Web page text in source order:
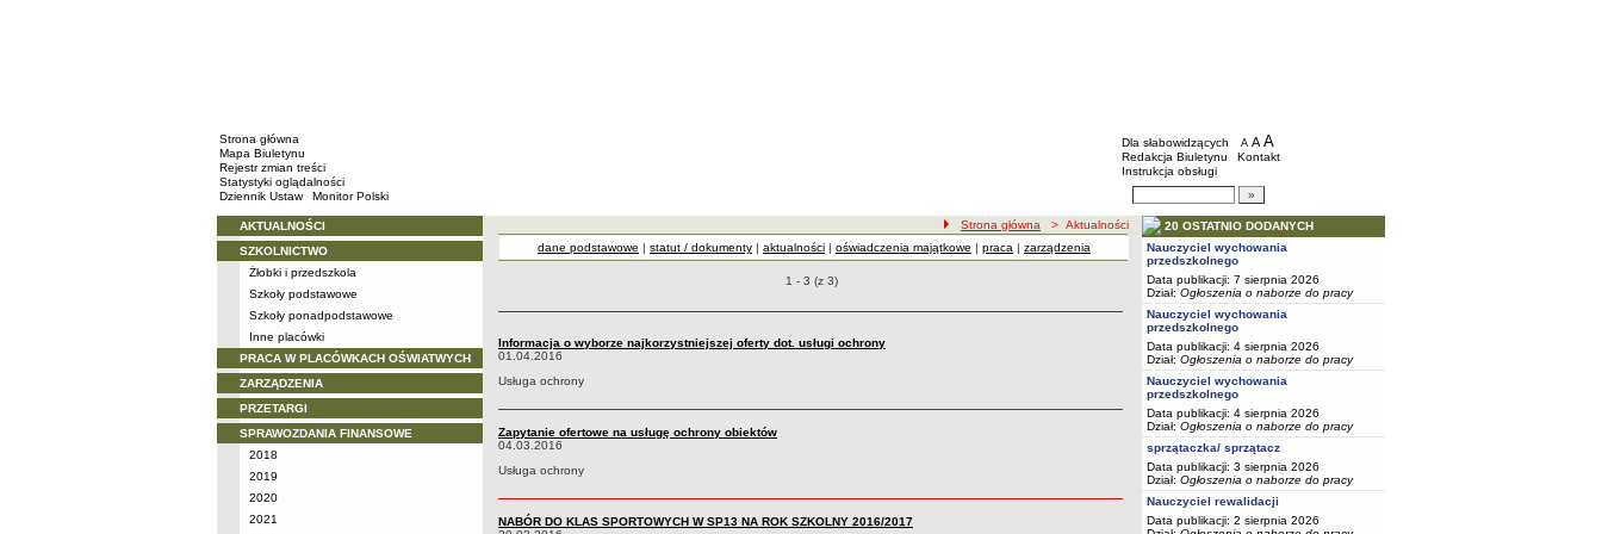
Strona główna
Mapa Biuletynu
Rejestr zmian treści
Statystyki oglądalności
Dziennik Ustaw
Monitor Polski
BIP - Szkoły i placówki wychowawcze
Menu dodatkowe
Dla słabowidzących A pomniejsz czcionkę
A standardowy rozmiar czcionki
A
Redakcja Biuletynu
Kontakt
Instrukcja obsługi
Wyszukiwarka artykułów
Menu
AKTUALNOŚCI
SZKOLNICTWO
Żłobki i przedszkola
Szkoły podstawowe
Szkoły ponadpodstawowe
Inne placówki
PRACA W PLACÓWKACH OŚWIATWYCH
ZARZĄDZENIA
PRZETARGI
SPRAWOZDANIA FINANSOWE
2018
2019
2020
2021
ścieżka nawigacji
Strona główna > Aktualności
Aktualnościdane podstawowe | statut / dokumenty | aktualności | oświadczenia majątkowe | praca | zarządzenia
Aktualności o pozycjach
1 - 3 (z 3)
Informacja o wyborze najkorzystniejszej oferty dot. usługi ochrony
01.04.2016
Usługa ochrony
Zapytanie ofertowe na usługę ochrony obiektów
04.03.2016
Usługa ochrony
NABÓR DO KLAS SPORTOWYCH W SP13 NA ROK SZKOLNY 2016/2017
20 OSTATNIO DODANYCH
Nauczyciel wychowania
przedszkolnego
Data publikacji: 7 sierpnia 2026
Dział: Ogłoszenia o naborze do pracy
Nauczyciel wychowania
przedszkolnego
Data publikacji: 4 sierpnia 2026
Dział: Ogłoszenia o naborze do pracy
Nauczyciel wychowania
przedszkolnego
Data publikacji: 4 sierpnia 2026
Dział: Ogłoszenia o naborze do pracy
sprzątaczka/ sprzątacz
Data publikacji: 3 sierpnia 2026
Dział: Ogłoszenia o naborze do pracy
Nauczyciel rewalidacji
Data publikacji: 2 sierpnia 2026